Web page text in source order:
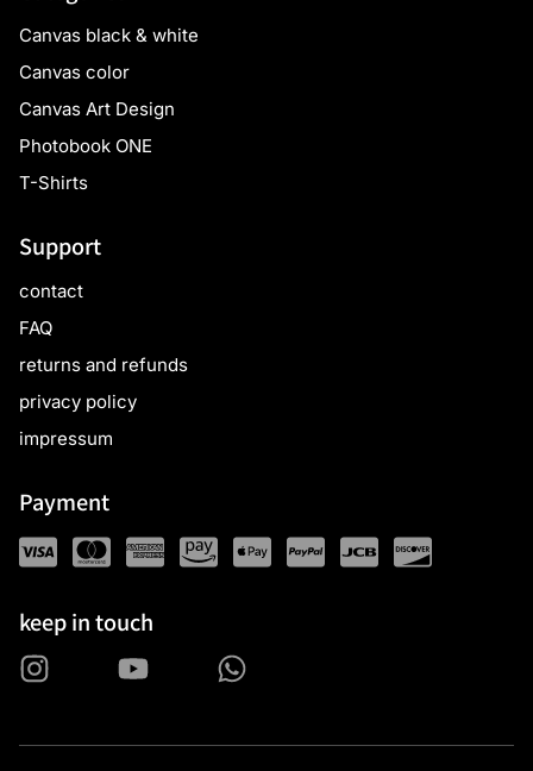
Canvas black & white
Canvas color
Canvas Art Design
Photobook ONE
T-Shirts
Support
contact
FAQ
returns and refunds
privacy policy
impressum
Payment
keep in touch